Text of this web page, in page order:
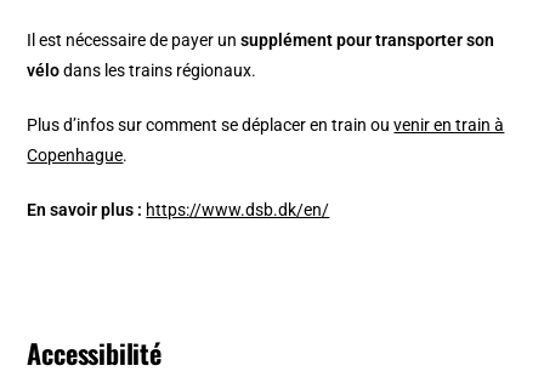
Il est nécessaire de payer unsupplément pour transporter son
vélodans les trains régionaux.
Plus d’infos sur comment se déplacer en train ouvenir en train à
Copenhague.
En savoir plus : https://www.dsb.dk/en/
Accessibilité